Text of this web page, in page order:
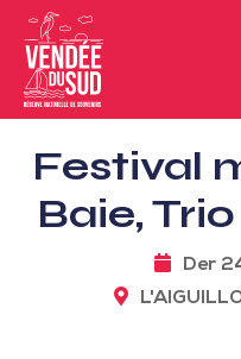
Sud
Vendée
TourismusSüd
Festival
Baie,
Der